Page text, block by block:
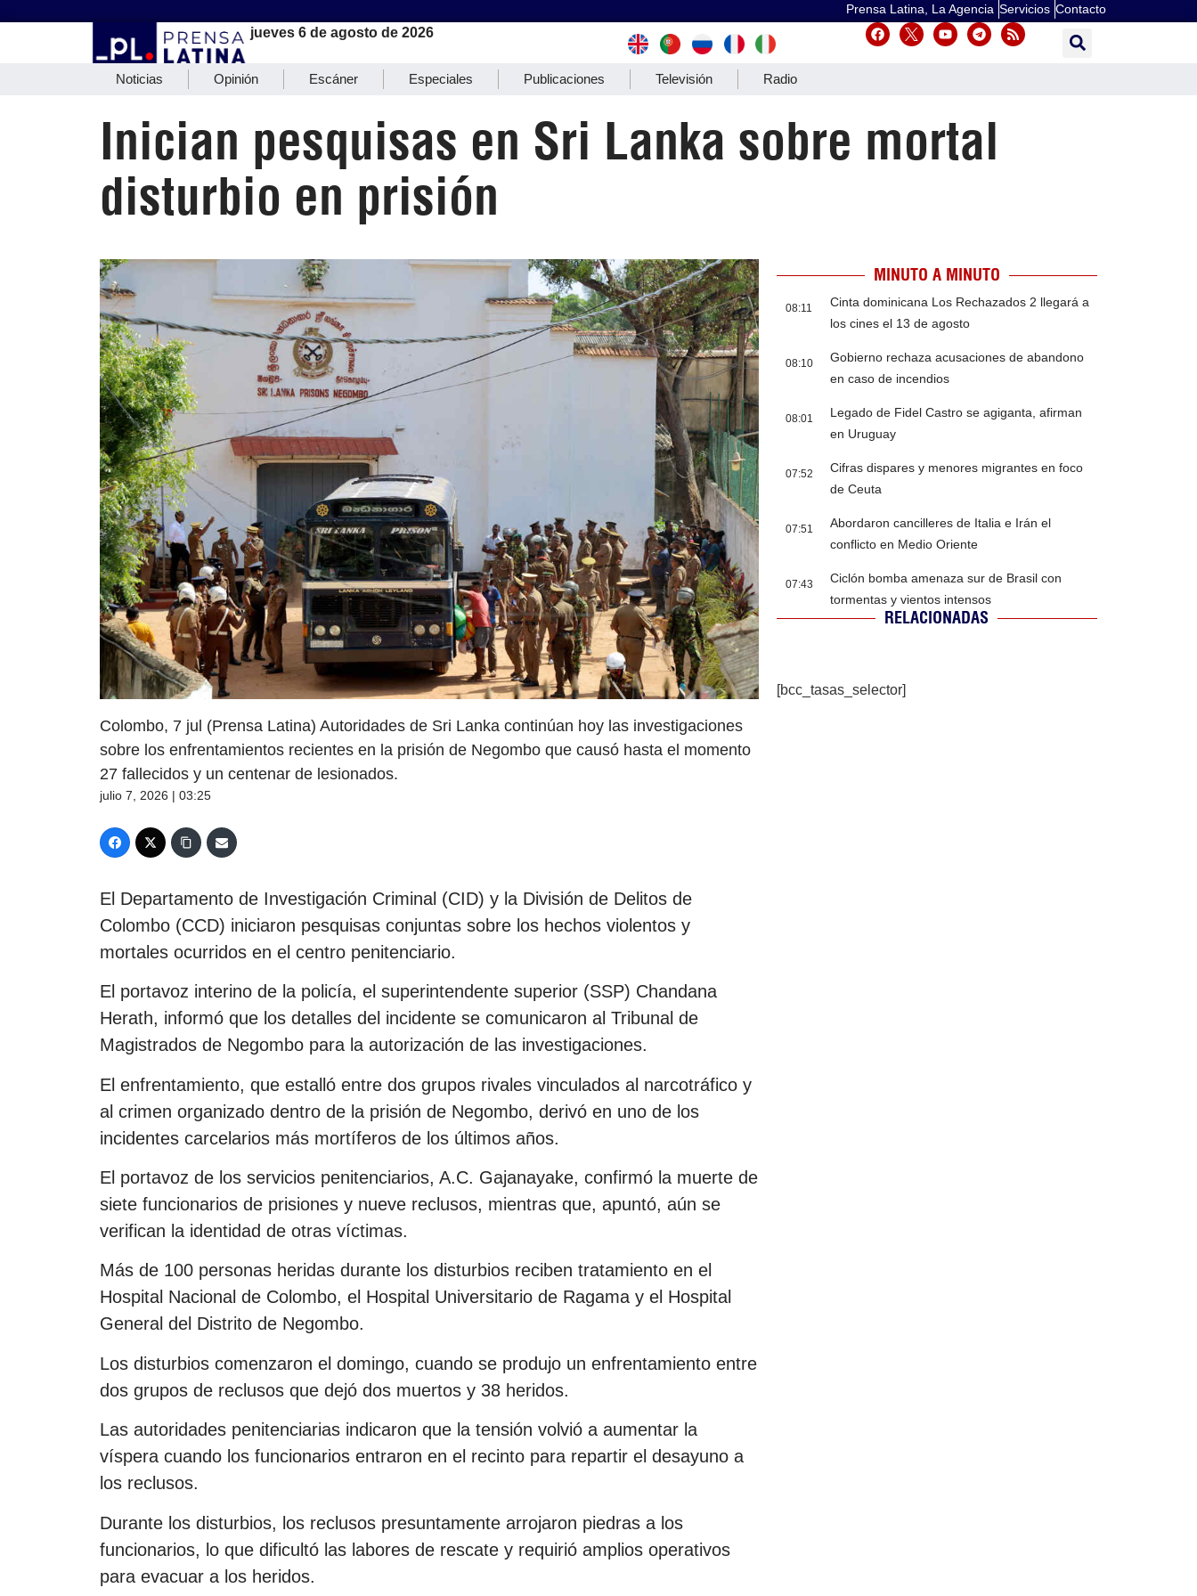
Prensa Latina, La Agencia Servicios Contacto
jueves 6 de agosto de 2026
Noticias Opinión Escáner Especiales Publicaciones Televisión Radio
Inician pesquisas en Sri Lanka sobre mortal
disturbio en prisión
Colombo, 7 jul (Prensa Latina) Autoridades de Sri Lanka continúan hoy las investigaciones
sobre los enfrentamientos recientes en la prisión de Negombo que causó hasta el momento
27 fallecidos y un centenar de lesionados.
julio 7, 2026 | 03:25
El Departamento de Investigación Criminal (CID) y la División de Delitos de
Colombo (CCD) iniciaron pesquisas conjuntas sobre los hechos violentos y
mortales ocurridos en el centro penitenciario.
El portavoz interino de la policía, el superintendente superior (SSP) Chandana
Herath, informó que los detalles del incidente se comunicaron al Tribunal de
Magistrados de Negombo para la autorización de las investigaciones.
El enfrentamiento, que estalló entre dos grupos rivales vinculados al narcotráfico y
al crimen organizado dentro de la prisión de Negombo, derivó en uno de los
incidentes carcelarios más mortíferos de los últimos años.
El portavoz de los servicios penitenciarios, A.C. Gajanayake, confirmó la muerte de
siete funcionarios de prisiones y nueve reclusos, mientras que, apuntó, aún se
verifican la identidad de otras víctimas.
Más de 100 personas heridas durante los disturbios reciben tratamiento en el
Hospital Nacional de Colombo, el Hospital Universitario de Ragama y el Hospital
General del Distrito de Negombo.
Los disturbios comenzaron el domingo, cuando se produjo un enfrentamiento entre
dos grupos de reclusos que dejó dos muertos y 38 heridos.
Las autoridades penitenciarias indicaron que la tensión volvió a aumentar la
víspera cuando los funcionarios entraron en el recinto para repartir el desayuno a
los reclusos.
Durante los disturbios, los reclusos presuntamente arrojaron piedras a los
funcionarios, lo que dificultó las labores de rescate y requirió amplios operativos
para evacuar a los heridos.
MINUTO A MINUTO
08:11
Cinta dominicana Los Rechazados 2 llegará a
los cines el 13 de agosto
08:10
Gobierno rechaza acusaciones de abandono
en caso de incendios
08:01
Legado de Fidel Castro se agiganta, afirman
en Uruguay
07:52
Cifras dispares y menores migrantes en foco
de Ceuta
07:51
Abordaron cancilleres de Italia e Irán el
conflicto en Medio Oriente
07:43
Ciclón bomba amenaza sur de Brasil con
tormentas y vientos intensos
RELACIONADAS
[bcc_tasas_selector]